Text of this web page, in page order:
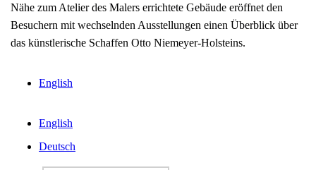
Nähe zum Atelier des Malers errichtete Gebäude eröffnet den
Besuchern mit wechselnden Ausstellungen einen Überblick über
das künstlerische Schaffen Otto Niemeyer-Holsteins.
English
English
Deutsch